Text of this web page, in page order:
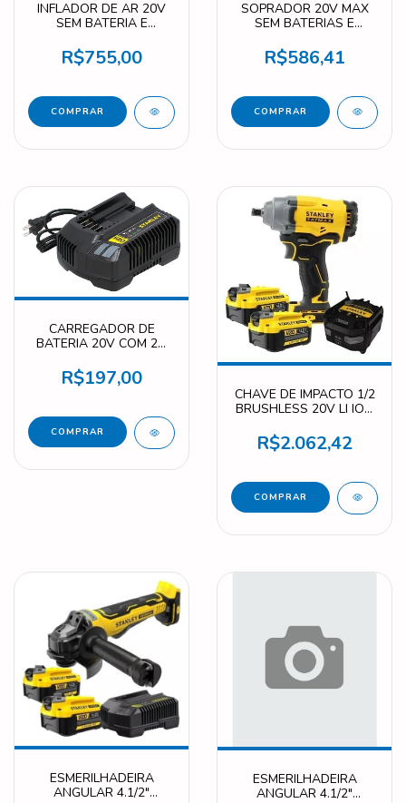
INFLADOR DE AR 20V
SEM BATERIA E
B2
R$755,00
SOPRADOR 20V MAX
SEM BATERIAS E
B2
R$586,41
CARREGADOR DE
BATERIA 20V COM 2A
R$197,00
CHAVE DE IMPACTO 1/2
BRUSHLESS 20V LI ION
(4Ah) E COM
CARREGADOR E
B2
R$2.062,42
ESMERILHADEIRA
ANGULAR 4.1/2"
ESMERILHADEIRA
ANGULAR 4.1/2"